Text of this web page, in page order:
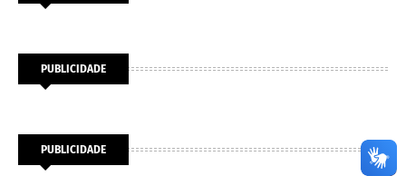
PUBLICIDADE
PUBLICIDADE